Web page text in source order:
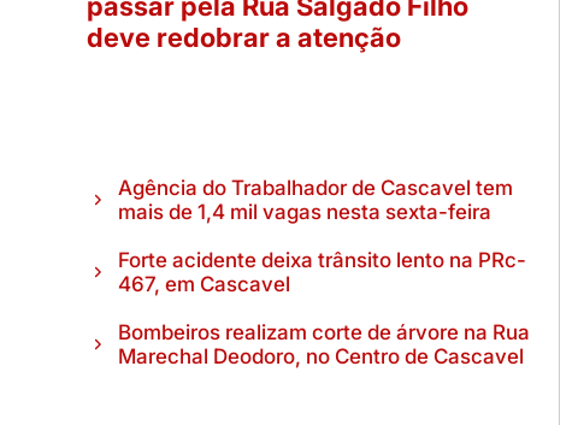
deve redobrar a atenção
Agência do Trabalhador de Cascavel tem
mais de 1,4 mil vagas nesta sexta-feira
Forte acidente deixa trânsito lento na PRc-
467, em Cascavel
Bombeiros realizam corte de árvore na Rua
Marechal Deodoro, no Centro de Cascavel